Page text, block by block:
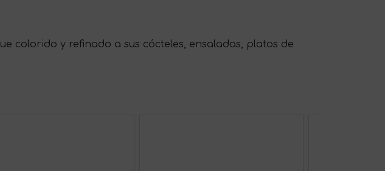
colorido y refinado a sus cócteles, ensaladas, platos de